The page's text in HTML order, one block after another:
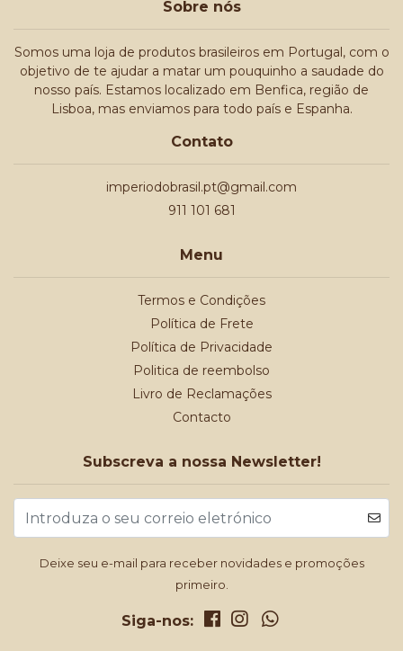
Sobre nós
Somos uma loja de produtos brasileiros em Portugal, com o
objetivo de te ajudar a matar um pouquinho a saudade do
nosso país. Estamos localizado em Benfica, região de
Lisboa, mas enviamos para todo país e Espanha.
Contato
imperiodobrasil.pt@gmail.com
911 101 681
Menu
Termos e Condições
Política de Frete
Política de Privacidade
Politica de reembolso
Livro de Reclamações
Contacto
Subscreva a nossa Newsletter!
Deixe seu e-mail para receber novidades e promoções
primeiro.
Siga-nos: